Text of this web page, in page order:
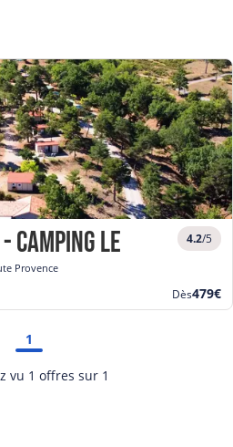
Camping Le Lavandin
Provence
4.2/5
Dès
prix
479€
1
vu 1 offres sur 1